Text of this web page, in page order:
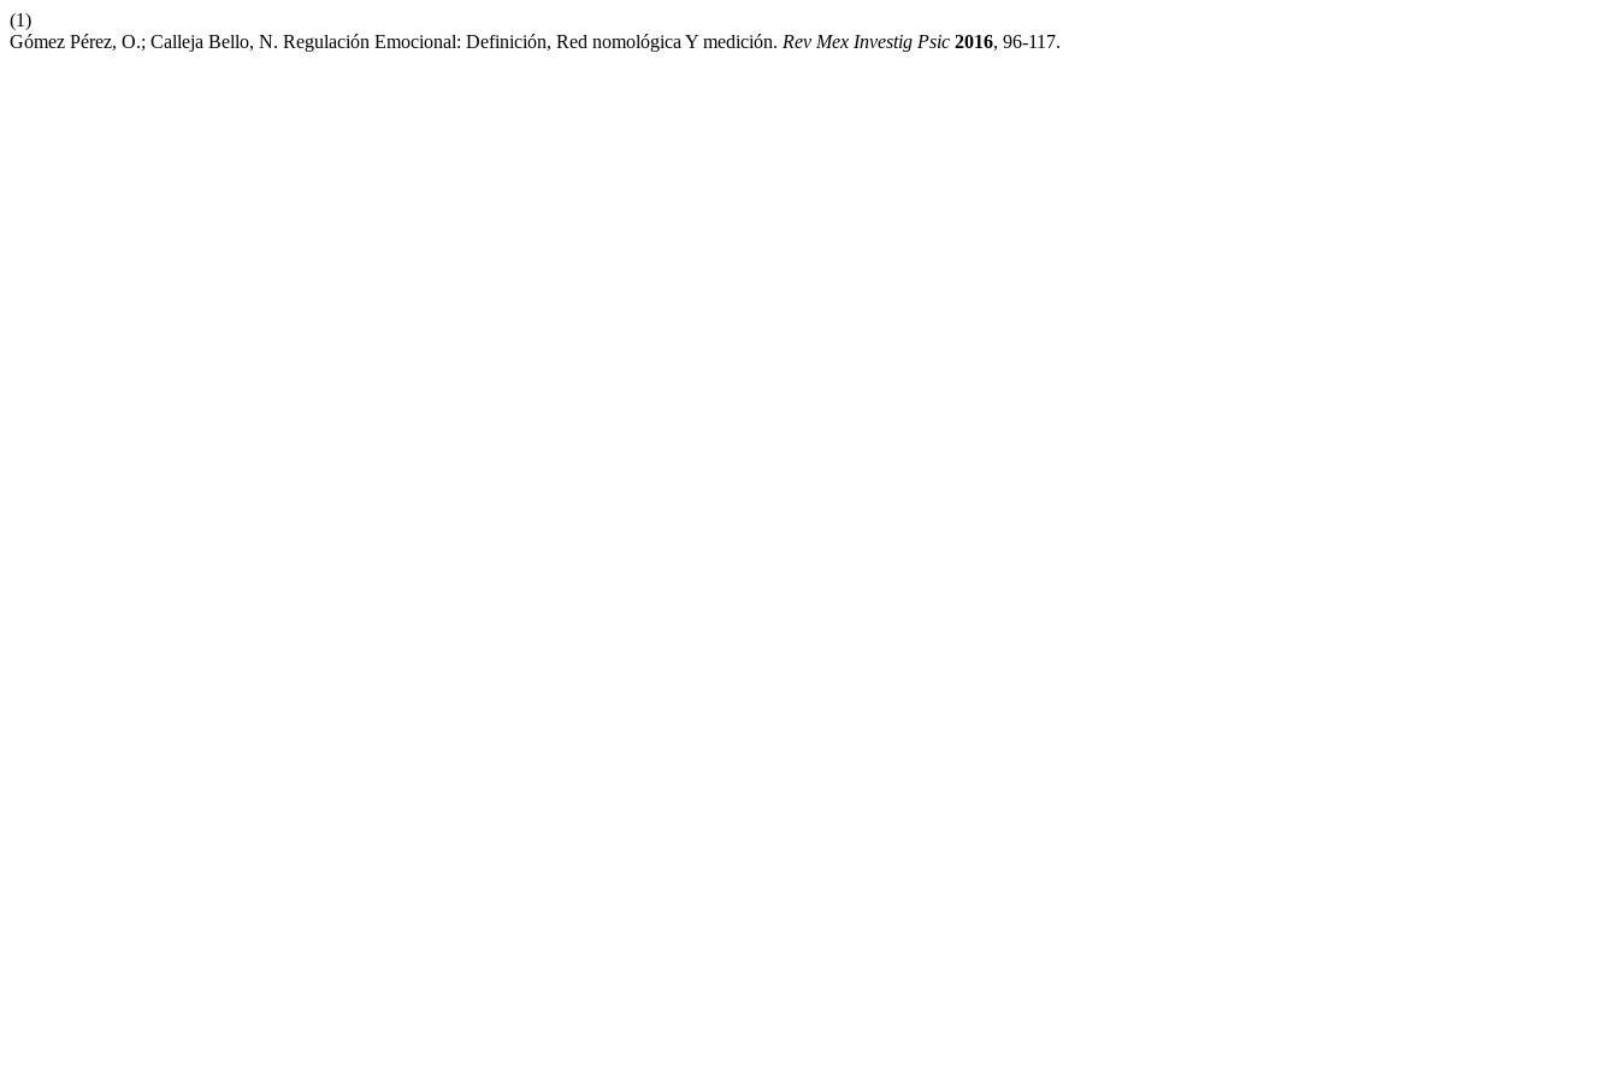
(1)
Gómez Pérez, O.; Calleja Bello, N. Regulación Emocional: Definición, Red nomológica Y medición. Rev Mex Investig Psic 2016, 96-117.